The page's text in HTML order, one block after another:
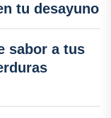
tu desayuno
sabor a tus